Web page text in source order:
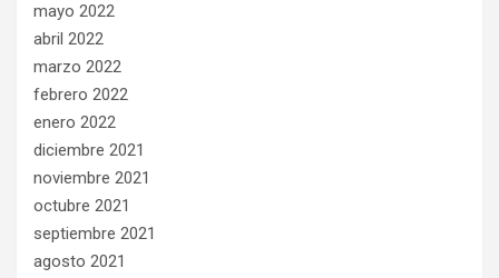
mayo 2022
abril 2022
marzo 2022
febrero 2022
enero 2022
diciembre 2021
noviembre 2021
octubre 2021
septiembre 2021
agosto 2021